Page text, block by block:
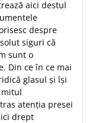
aici destul
despre
siguri că
sunt o
Din ce în ce mai
glasul şi îşi
atenţia presei
drept